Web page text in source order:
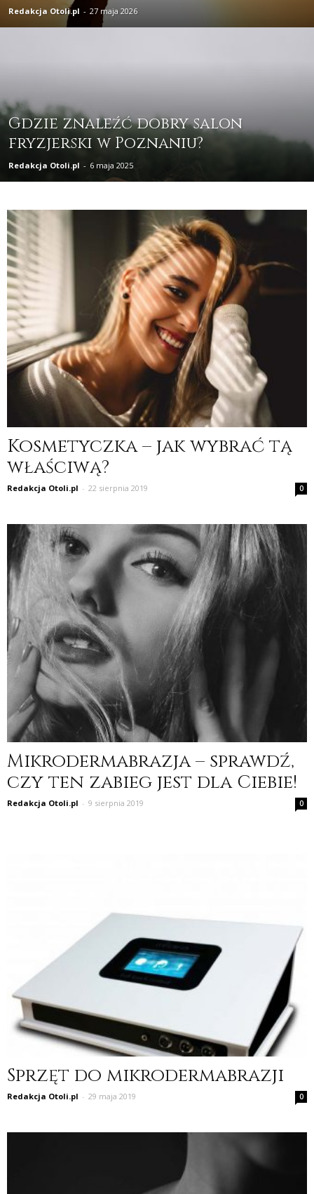
Redakcja Otoli.pl - 27 maja 2026
Gdzie znaleźć dobry salon
fryzjerski w Poznaniu?
Redakcja Otoli.pl - 6 maja 2025
Kosmetyczka – jak wybrać tą
właściwą?
Redakcja Otoli.pl - 22 sierpnia 2019 0
Mikrodermabrazja – sprawdź,
czy ten zabieg jest dla Ciebie!
Redakcja Otoli.pl - 9 sierpnia 2019 0
Sprzęt do mikrodermabrazji
Redakcja Otoli.pl - 29 maja 2019 0